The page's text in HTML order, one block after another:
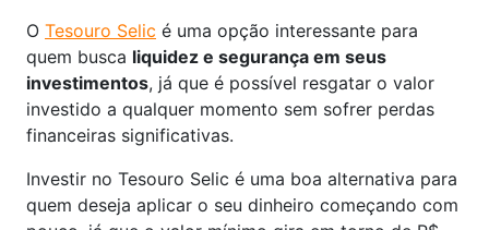
O Tesouro Selic é uma opção interessante para
quem busca liquidez e segurança em seus
investimentos, já que é possível resgatar o valor
investido a qualquer momento sem sofrer perdas
financeiras significativas.
Investir no Tesouro Selic é uma boa alternativa para
quem deseja aplicar o seu dinheiro começando com